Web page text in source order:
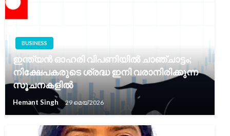
BUSINESS
ഇന്ത്യൻ ഓഹരി വിപണിയിൽ ചാഞ്ചാട്ടം;
നിക്ഷേപകരുടെ ശ്രദ്ധ ഇനി വരാനിരിക്കുന്ന
സൂചനകളിൽ
Hemant Singh 29 മെയ്‌ 2026